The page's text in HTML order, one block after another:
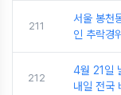
211
서울 봉천
인 추락경위
212
4월 21일
내일 전국